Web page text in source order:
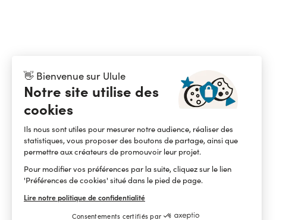
👋 Bienvenue sur Ulule
Notre site utilise des
cookies
Ils nous sont utiles pour mesurer notre audience, réaliser des
statistiques, vous proposer des boutons de partage, ainsi que
permettre aux créateurs de promouvoir leur projet.
Pour modifier vos préférences par la suite, cliquez sur le lien
'Préférences de cookies' situé dans le pied de page.
Lire notre politique de confidentialité
Consentements certifiés par